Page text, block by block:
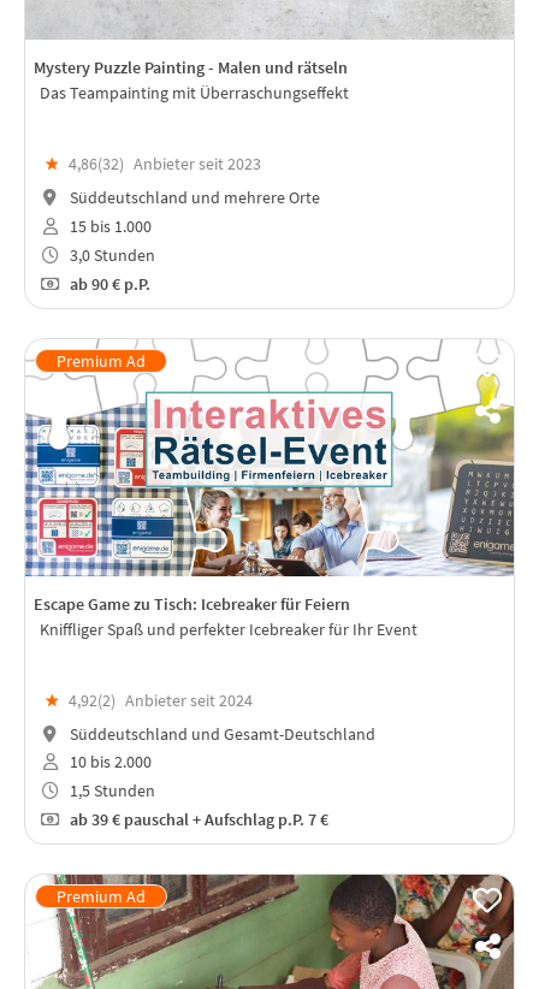
Mystery Puzzle Painting - Malen und rätseln
Das Teampainting mit Überraschungseffekt
★ 4,86(32) Anbieter seit 2023
Süddeutschland und mehrere Orte
15 bis 1.000
3,0 Stunden
ab90 € p.P.
Escape Game zu Tisch: Icebreaker für Feiern
Kniffliger Spaß und perfekter Icebreaker für Ihr Event
★ 4,92(2) Anbieter seit 2024
Süddeutschland und Gesamt-Deutschland
10 bis 2.000
1,5 Stunden
ab39 € pauschal + Aufschlag p.P. 7 €